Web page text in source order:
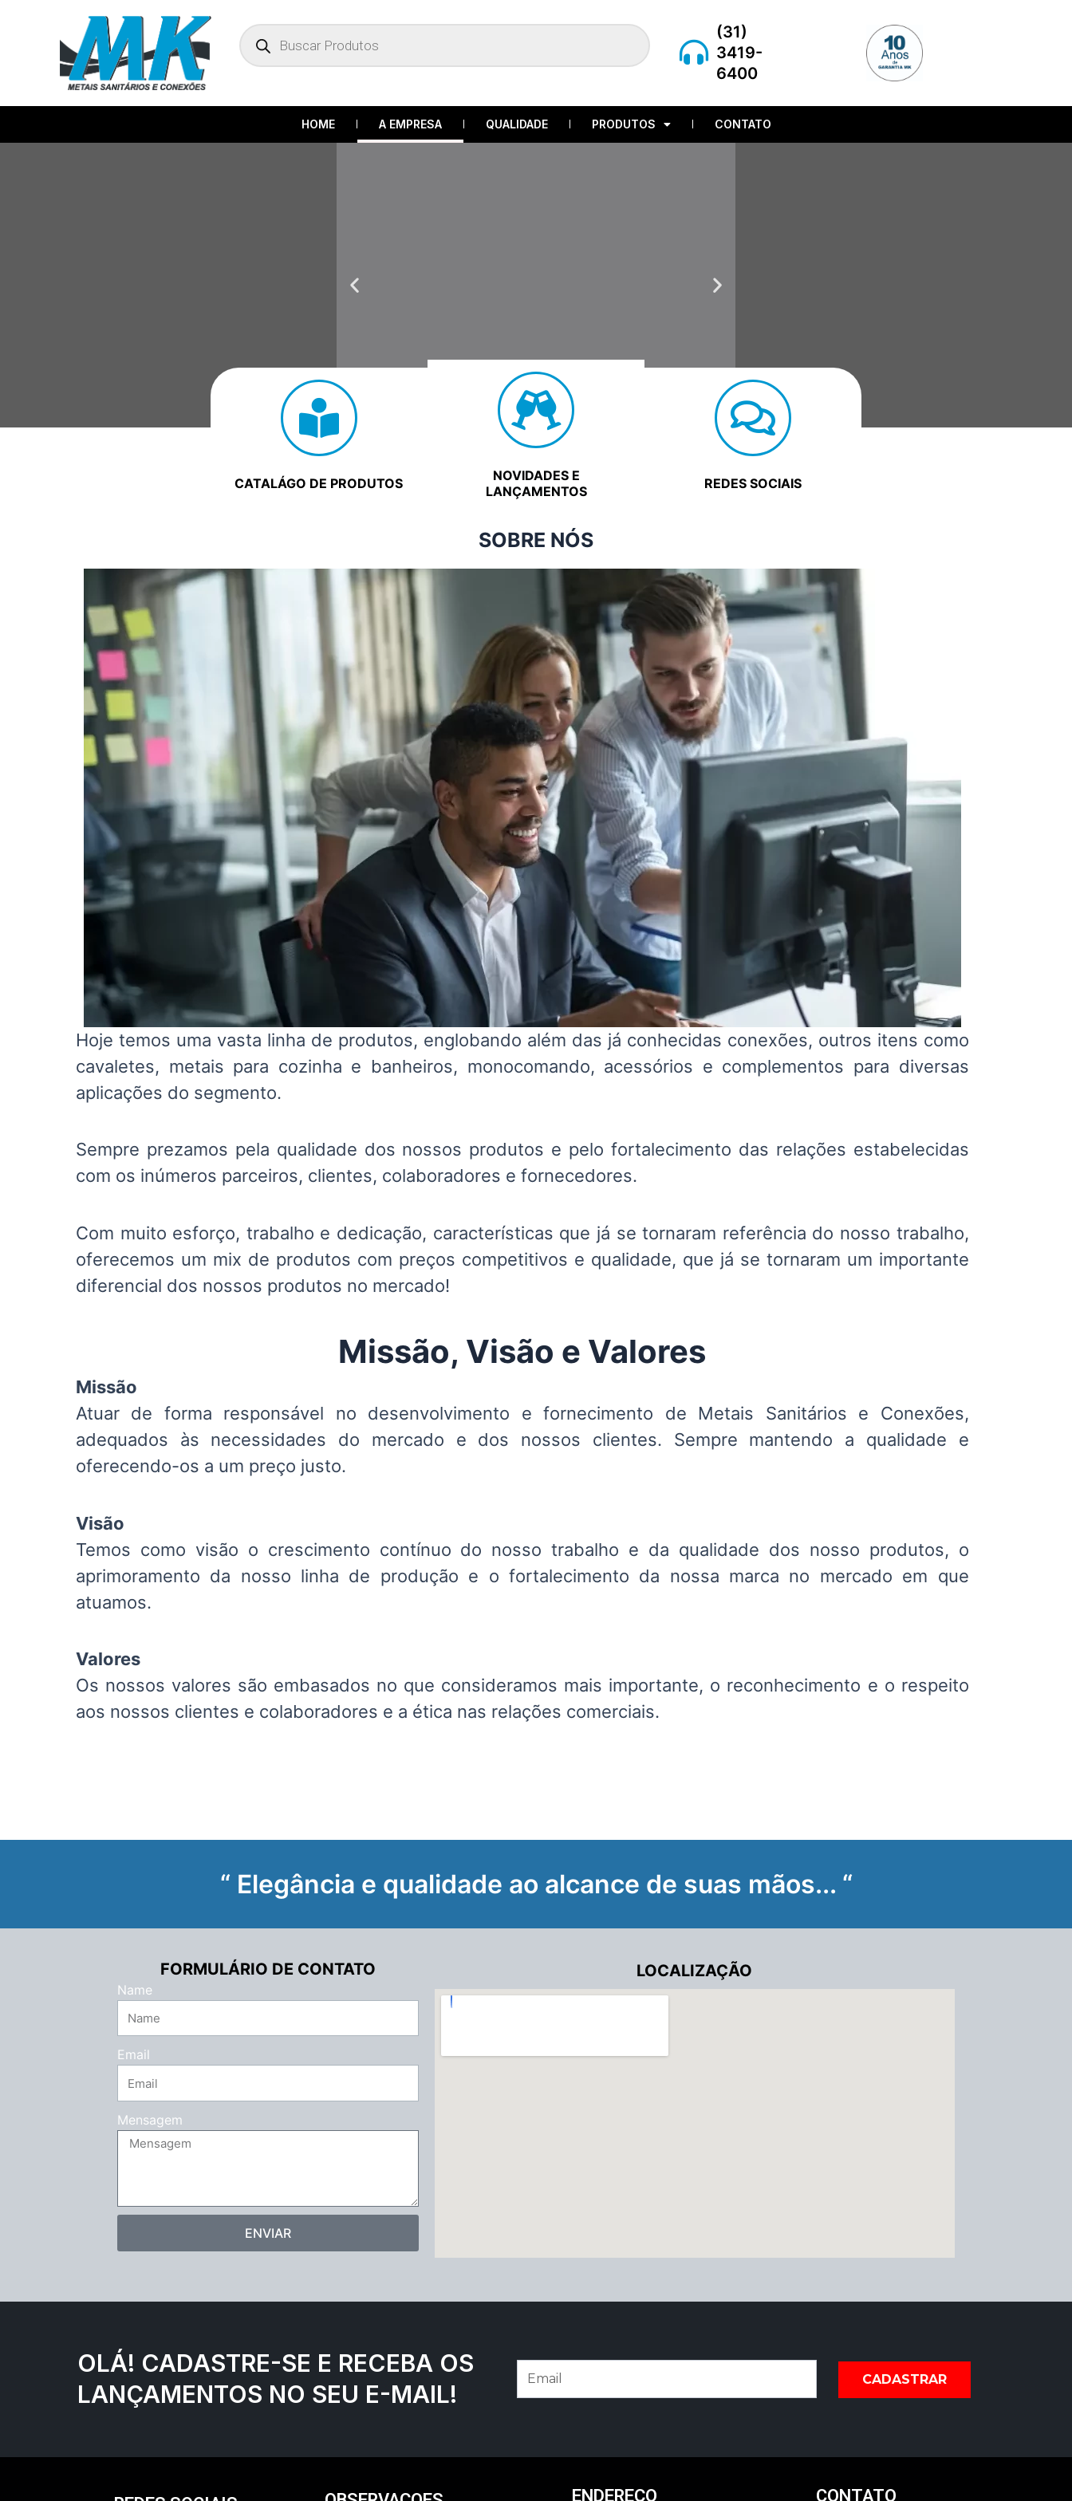
Pesquisar
produtos
(31)
3419-
6400
HOME A EMPRESA QUALIDADE PRODUTOS CONTATO
Previous Next
CATALÁGO DE PRODUTOS
NOVIDADES E
LANÇAMENTOS
REDES SOCIAIS
SOBRE NÓS
Hoje temos uma vasta linha de produtos, englobando além das já conhecidas conexões, outros itens como
cavaletes, metais para cozinha e banheiros, monocomando, acessórios e complementos para diversas
aplicações do segmento.
Sempre prezamos pela qualidade dos nossos produtos e pelo fortalecimento das relações estabelecidas
com os inúmeros parceiros, clientes, colaboradores e fornecedores.
Com muito esforço, trabalho e dedicação, características que já se tornaram referência do nosso trabalho,
oferecemos um mix de produtos com preços competitivos e qualidade, que já se tornaram um importante
diferencial dos nossos produtos no mercado!
Missão, Visão e Valores
Missão
Atuar de forma responsável no desenvolvimento e fornecimento de Metais Sanitários e Conexões,
adequados às necessidades do mercado e dos nossos clientes. Sempre mantendo a qualidade e
oferecendo-os a um preço justo.
Visão
Temos como visão o crescimento contínuo do nosso trabalho e da qualidade dos nosso produtos, o
aprimoramento da nosso linha de produção e o fortalecimento da nossa marca no mercado em que
atuamos.
Valores
Os nossos valores são embasados no que consideramos mais importante, o reconhecimento e o respeito
aos nossos clientes e colaboradores e a ética nas relações comerciais.
“ Elegância e qualidade ao alcance de suas mãos... “
FORMULÁRIO DE CONTATO
Name
Email
Mensagem
ENVIAR
LOCALIZAÇÃO
OLÁ! CADASTRE-SE E RECEBA OS
LANÇAMENTOS NO SEU E-MAIL!
CADASTRAR
ENDEREÇO CONTATO